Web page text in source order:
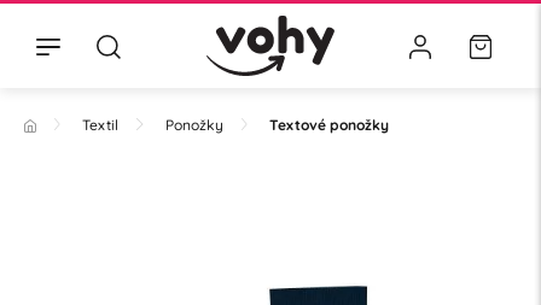
Textil Ponožky Textové ponožky